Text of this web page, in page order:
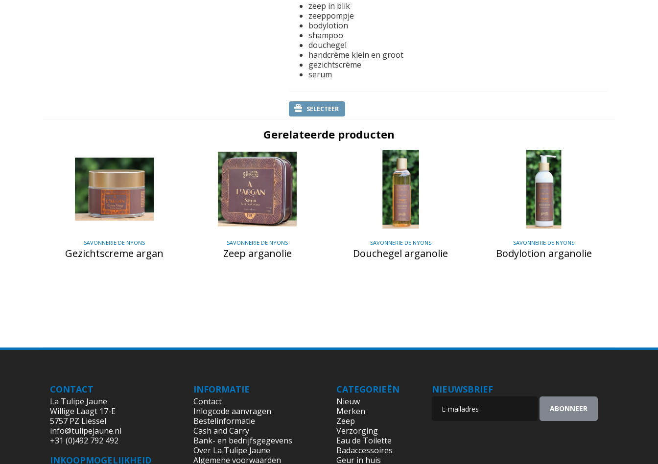
zeep in blik
zeeppompje
bodylotion
shampoo
douchegel
handcrème klein en groot
gezichtscrème
serum
SELECTEER
Gerelateerde producten
SAVONNERIE DE NYONS
Gezichtscreme argan
SAVONNERIE DE NYONS
Zeep arganolie
SAVONNERIE DE NYONS
Douchegel arganolie
SAVONNERIE DE NYONS
Bodylotion arganolie
CONTACT
La Tulipe Jaune
Willige Laagt 17-E
5757 PZ Liessel
info@tulipejaune.nl
+31 (0)492 792 492
INKOOPMOGELIJKHEID
INFORMATIE
Contact
Inlogcode aanvragen
Bestelinformatie
Cash and Carry
Bank- en bedrijfsgegevens
Over La Tulipe Jaune
Algemene voorwaarden
CATEGORIEËN
Nieuw
Merken
Zeep
Verzorging
Eau de Toilette
Badaccessoires
Geur in huis
NIEUWSBRIEF